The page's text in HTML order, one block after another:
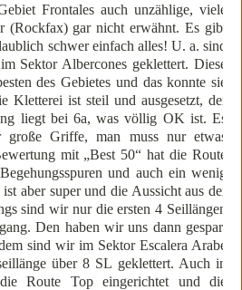
Frontales auch unzählige, viele
(Rockfax) gar nicht erwähnt. Es gibt
schwer einfach alles! U. a. sind
Sektor Albercones geklettert. Diese
des Gebietes und das konnte sie
Kletterei ist steil und ausgesetzt, der
liegt bei 6a, was völlig OK ist. Es
große Griffe, man muss nur etwas
mit „Best 50“ hat die Route
und auch ein wenig
aber super und die Aussicht aus der
sind wir nur die ersten 4 Seillängen
Den haben wir uns dann gespart
sind wir im Sektor Escalera Arabe
über 8 SL geklettert. Auch in
Route Top eingerichtet und die